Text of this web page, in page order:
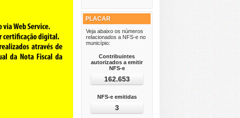
PLACAR
Veja abaixo os números
relacionados a NFS-e no
município:
Contribuintes
autorizados a emitir
NFS-e
162.653
NFS-e emitidas
3